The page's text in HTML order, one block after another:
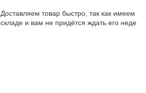
Доставляем товар быстро, так как имеем
складе и вам не придётся ждать его